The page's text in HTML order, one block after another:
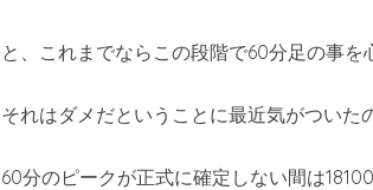
と、これまでならこの段階で60分足の事を
それはダメだということに最近気がついた
60分のピークが正式に確定しない間は